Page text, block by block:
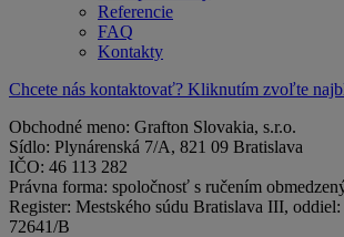
Referencie
FAQ
Kontakty
Chcete nás kontaktovať? Kliknutím zvoľte
Obchodné meno: Grafton Slovakia, s.r.o.
Sídlo: Plynárenská 7/A, 821 09 Bratislava
IČO: 46 113 282
Právna forma: spoločnosť s ručením
Register: Mestského súdu Bratislava III,
72641/B